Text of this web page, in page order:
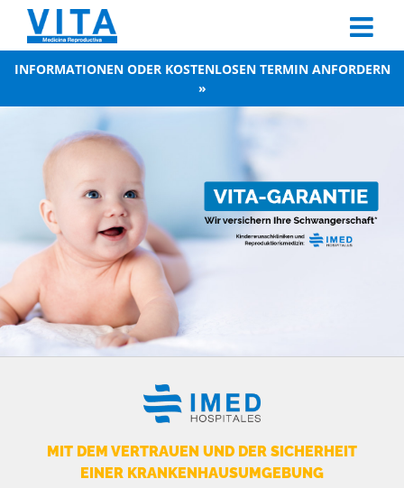
content
INFORMATIONEN ODER KOSTENLOSEN TERMIN ANFORDERN
»
MIT DEM VERTRAUEN UND DER SICHERHEIT
EINER KRANKENHAUSUMGEBUNG